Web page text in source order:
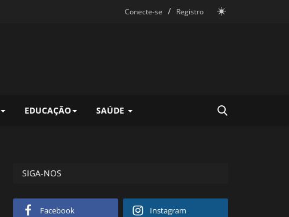
Conecte-se / Registro
EDUCAÇÃO SAÚDE
SIGA-NOS
Facebook Instagram